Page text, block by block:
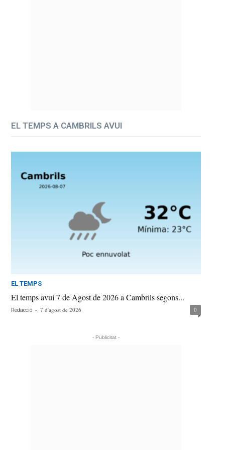
EL TEMPS A CAMBRILS AVUI
EL TEMPS
El temps avui 7 de Agost de 2026 a Cambrils segons...
Redacció - 7 d'agost de 2026 0
- Publicitat -